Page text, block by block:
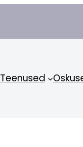
Teenused